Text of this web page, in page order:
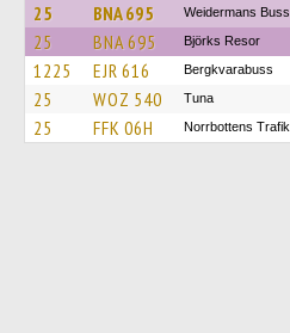
25 BNA 695 Weidermans Buss
25 BNA 695 Björks Resor
1225 EJR 616 Bergkvarabuss
25 WOZ 540 Tuna
25 FFK 06H Norrbottens Trafik